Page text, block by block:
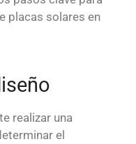
placas solares en
realizar una
el